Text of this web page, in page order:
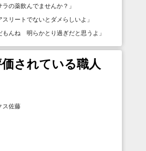
ラの薬飲んでませんか？ 」
スリートでないとダメらしいよ 」
もんね 明らかとり過ぎだと思うよ 」
されている職人
ス佐藤